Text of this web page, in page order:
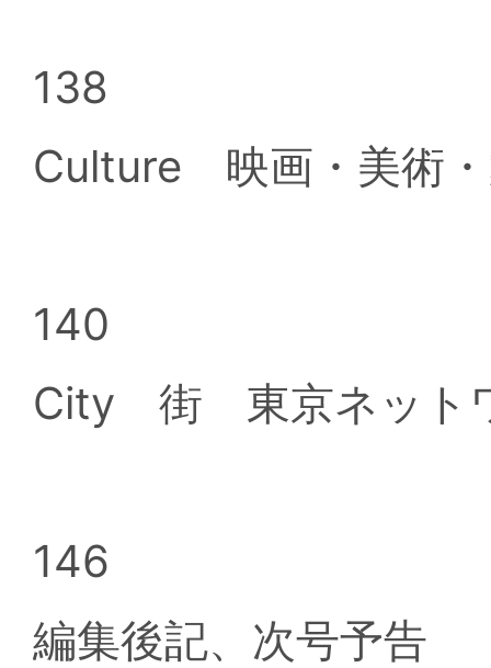
138
Culture 映画・美術・
140
City 街 東京ネット
146
編集後記、次号予告